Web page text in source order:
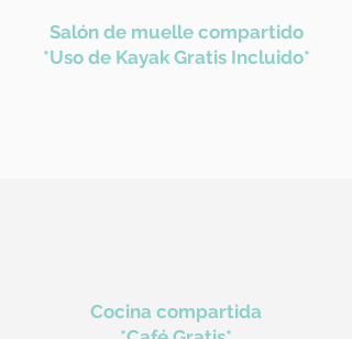
Salón de muelle compartido
*Uso de Kayak Gratis Incluido*
Cocina compartida